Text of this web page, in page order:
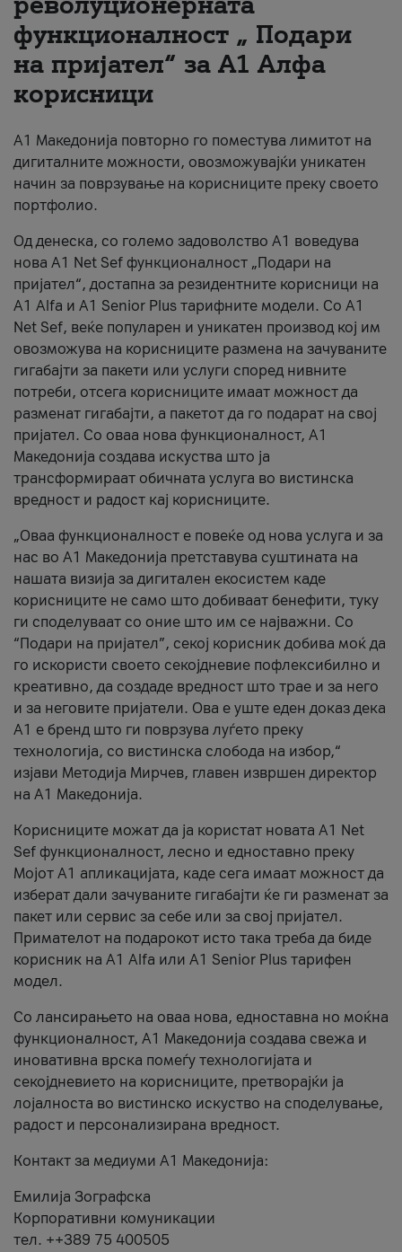
За нас
#ПодобарОнлајн
функционалност „ Подари
на пријател“ за А1 Алфа
корисници
А1 Македонија повторно го поместува лимитот на
дигиталните можности, овозможувајќи уникатен
начин за поврзување на корисниците преку своето
портфолио.
Од денеска, со големо задоволство А1 воведува
нова A1 Net Sef функционалност „Подари на
пријател“, достапна за резидентните корисници на
А1 Alfa и A1 Senior Plus тарифните модели. Со A1
Net Sef, веќе популарен и уникатен производ кој им
овозможува на корисниците размена на зачуваните
гигабајти за пакети или услуги според нивните
потреби, отсега корисниците имаат можност да
разменат гигабајти, а пакетот да го подарат на свој
пријател. Со оваа нова функционалност, А1
Македонија создава искуства што ја
трансформираат обичната услуга во вистинска
вредност и радост кај корисниците.
„Оваа функционалност е повеќе од нова услуга и за
нас во А1 Македонија претставува суштината на
нашата визија за дигитален екосистем каде
корисниците не само што добиваат бенефити, туку
ги споделуваат со оние што им се најважни. Со
“Подари на пријател”, секој корисник добива моќ да
го искористи своето секојдневие пофлексибилно и
креативно, да создаде вредност што трае и за него
и за неговите пријатели. Ова е уште еден доказ дека
А1 е бренд што ги поврзува луѓето преку
технологија, со вистинска слобода на избор,“
изјави Методија Мирчев, главен извршен директор
на А1 Македонија.
Корисниците можат да ја користат новата А1 Net
Sef функционалност, лесно и едноставно преку
Мојот А1 апликацијата, каде сега имаат можност да
изберат дали зачуваните гигабајти ќе ги разменат за
пакет или сервис за себе или за свој пријател.
Примателот на подарокот исто така треба да биде
корисник на А1 Alfa или A1 Senior Plus тарифен
модел.
Со лансирањето на оваа нова, едноставна но моќна
функционалност, А1 Македонија создава свежа и
иновативна врска помеѓу технологијата и
секојдневието на корисниците, претворајќи ја
лојалноста во вистинско искуство на споделување,
радост и персонализирана вредност.
Контакт за медиуми А1 Македонија:
Емилија Зографска
Корпоративни комуникации
тел. ++389 75 400505